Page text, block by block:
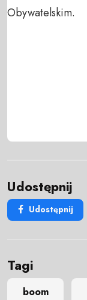
Obywatelskim.
Udostępnij
Udostępnij
Tagi
boom